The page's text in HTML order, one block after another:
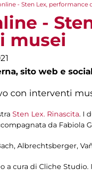
- Sten Lex, performance
-
musei
sito web e social
con interventi
Sten Lex. Rinascita. I
da Fabiola
Albrechtsberger,
a cura di Cliche